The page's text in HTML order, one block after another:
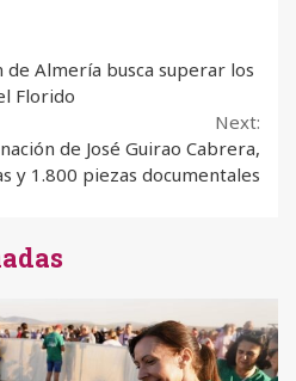
de Almería busca superar los
Florido
Next:
de José Guirao Cabrera,
y 1.800 piezas documentales